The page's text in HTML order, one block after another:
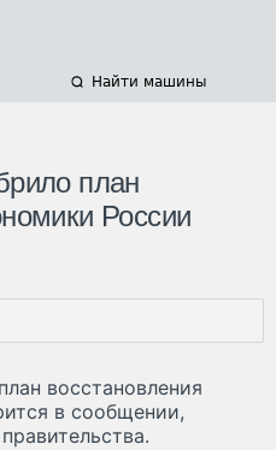
Найти машины
план
России
восстановления
в сообщении,